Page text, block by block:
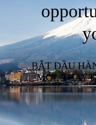
BẮT ĐẦU
MỚI, THAY